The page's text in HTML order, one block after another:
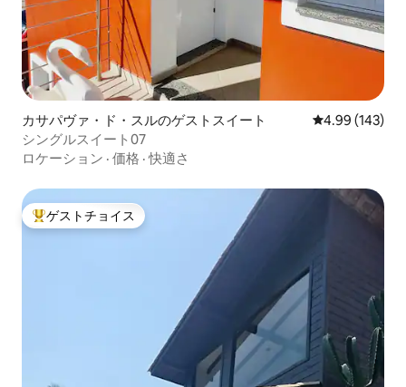
カサパヴァ・ド・スルのゲストスイート レビュー143
4.99 (143)
シングルスイート07
ロケーション · 価格 ·快適さ
大好評のゲストチョイスです。
ゲストチョイス